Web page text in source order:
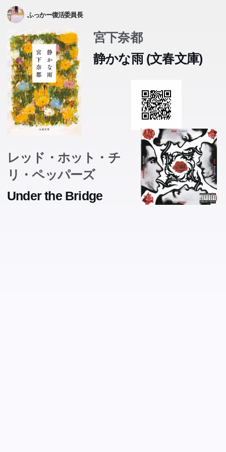
ふっかー復活委員長
宮下奈都
静かな雨 (文春文庫)
レッド・ホット・チ
リ・ペッパーズ
Under the Bridge